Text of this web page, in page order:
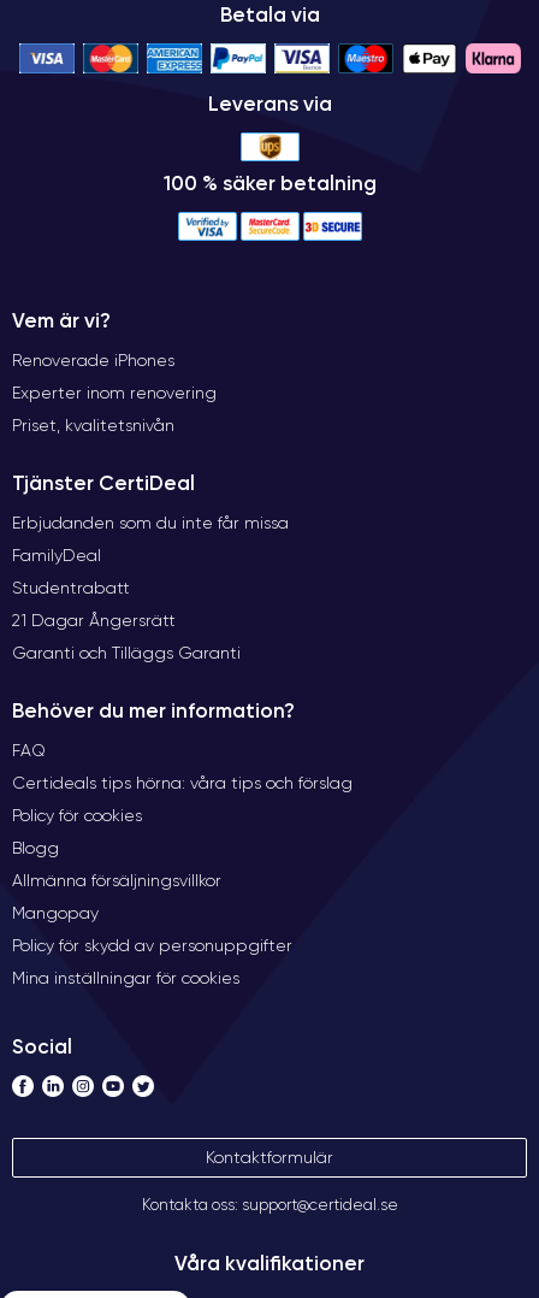
Betala via
Leverans via
100 % säker betalning
Vem är vi?
Renoverade iPhones
Experter inom renovering
Priset, kvalitetsnivån
Tjänster CertiDeal
Erbjudanden som du inte får missa
FamilyDeal
Studentrabatt
21 Dagar Ångersrätt
Garanti och Tilläggs Garanti
Behöver du mer information?
FAQ
Certideals tips hörna: våra tips och förslag
Policy för cookies
Blogg
Allmänna försäljningsvillkor
Mangopay
Policy för skydd av personuppgifter
Mina inställningar för cookies
Social
Kontaktformulär
Kontakta oss: support@certideal.se
Våra kvalifikationer